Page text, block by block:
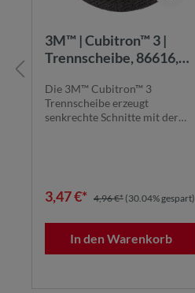
3M™ | Cubitron™ 3 |
Trennscheibe, 86616,
mm x ⌀ 22,23 mm
Die 3M™ Cubitron™ 3
Trennscheibe erzeugt
senkrechte Schnitte mit der
3,47 €* 4,96 €* (30.04% gespart)
In den Warenkorb